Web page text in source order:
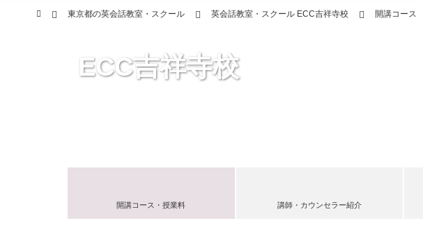
東京都の英会話教室・スクール 英会話教室・スクール ECC吉祥寺校 開講コース
ECC吉祥寺校
開講コース・授業料 講師・カウンセラー紹介